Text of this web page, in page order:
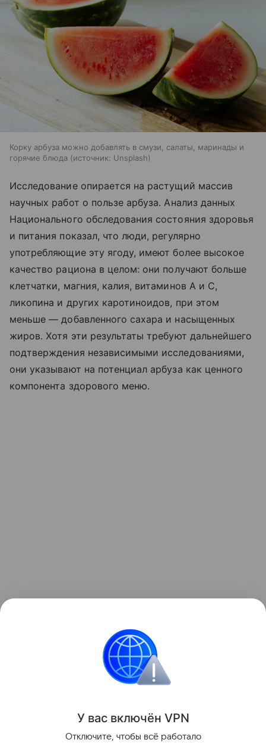
Корку арбуза можно добавлять в смузи, салаты, маринады и
горячие блюда
источник: Unsplash
Исследование опирается на растущий массив
научных работ о пользе арбуза. Анализ данных
Национального обследования состояния здоровья
и питания показал, что люди, регулярно
употребляющие эту ягоду, имеют более высокое
качество рациона в целом: они получают больше
клетчатки, магния, калия, витаминов А и С,
ликопина и других каротиноидов, при этом
меньше — добавленного сахара и насыщенных
жиров. Хотя эти результаты требуют дальнейшего
подтверждения независимыми исследованиями,
они указывают на потенциал арбуза как ценного
компонента здорового меню.
А ранее мы уже рассказывали, какие продукты
нельзя вместе хранитьвхолодильнике
У вас включён VPN
Отключите, чтобы всё работало